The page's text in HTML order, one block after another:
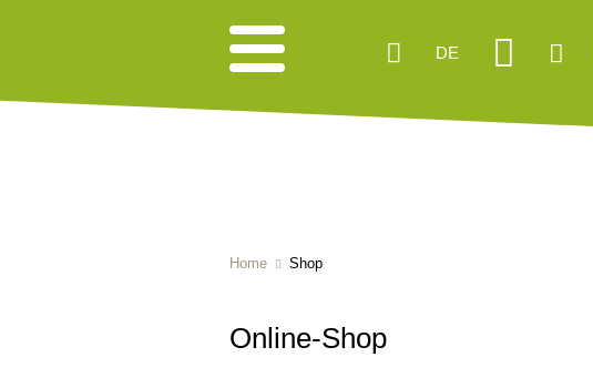
DE
Home Shop
Online-Shop